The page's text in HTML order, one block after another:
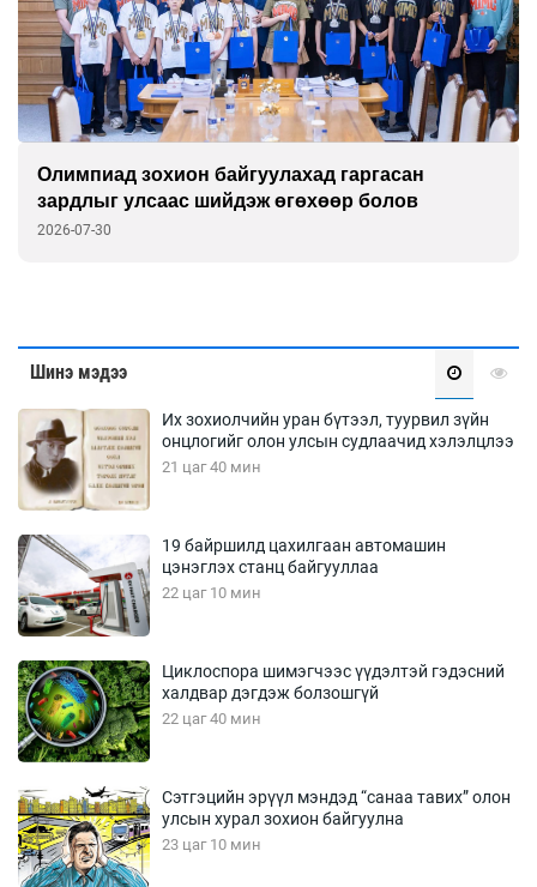
Олимпиад зохион байгуулахад гаргасан
зардлыг улсаас шийдэж өгөхөөр болов
2026-07-30
Шинэ мэдээ
Их зохиолчийн уран бүтээл, туурвил зүйн
онцлогийг олон улсын судлаачид хэлэлцлээ
21 цаг 40 мин
19 байршилд цахилгаан автомашин
цэнэглэх станц байгууллаа
22 цаг 10 мин
Циклоспора шимэгчээс үүдэлтэй гэдэсний
халдвар дэгдэж болзошгүй
22 цаг 40 мин
Сэтгэцийн эрүүл мэндэд “санаа тавих” олон
улсын хурал зохион байгуулна
23 цаг 10 мин